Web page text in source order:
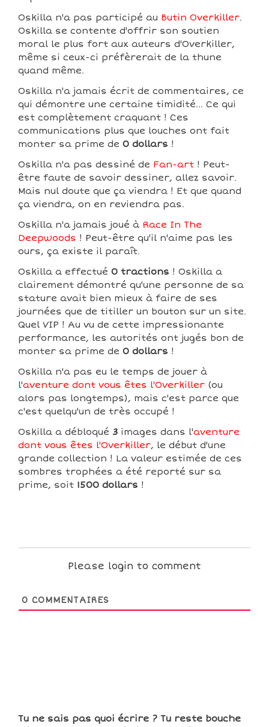
Oskilla n'a pas participé au Butin Overkiller.
Oskilla se contente d'offrir son soutien
moral le plus fort aux auteurs d'Overkiller,
même si ceux-ci préfèrerait de la thune
quand même.
Oskilla n'a jamais écrit de commentaires, ce
qui démontre une certaine timidité... Ce qui
est complètement craquant ! Ces
communications plus que louches ont fait
monter sa prime de 0 dollars !
Oskilla n'a pas dessiné de Fan-art ! Peut-
être faute de savoir dessiner, allez savoir.
Mais nul doute que ça viendra ! Et que quand
ça viendra, on en reviendra pas.
Oskilla n'a jamais joué à Race In The
Deepwoods ! Peut-être qu'il n'aime pas les
ours, ça existe il paraît.
Oskilla a effectué 0 tractions ! Oskilla a
clairement démontré qu'une personne de sa
stature avait bien mieux à faire de ses
journées que de titiller un bouton sur un site.
Quel VIP ! Au vu de cette impressionante
performance, les autorités ont jugés bon de
monter sa prime de 0 dollars !
Oskilla n'a pas eu le temps de jouer à
l'aventure dont vous êtes l'Overkiller (ou
alors pas longtemps), mais c'est parce que
c'est quelqu'un de très occupé !
Oskilla a débloqué 3 images dans l'aventure
dont vous êtes l'Overkiller, le début d'une
grande collection ! La valeur estimée de ces
sombres trophées a été reporté sur sa
prime, soit 1500 dollars !
Please login to comment
0 COMMENTAIRES
Tu ne sais pas quoi écrire ? Tu reste bouche